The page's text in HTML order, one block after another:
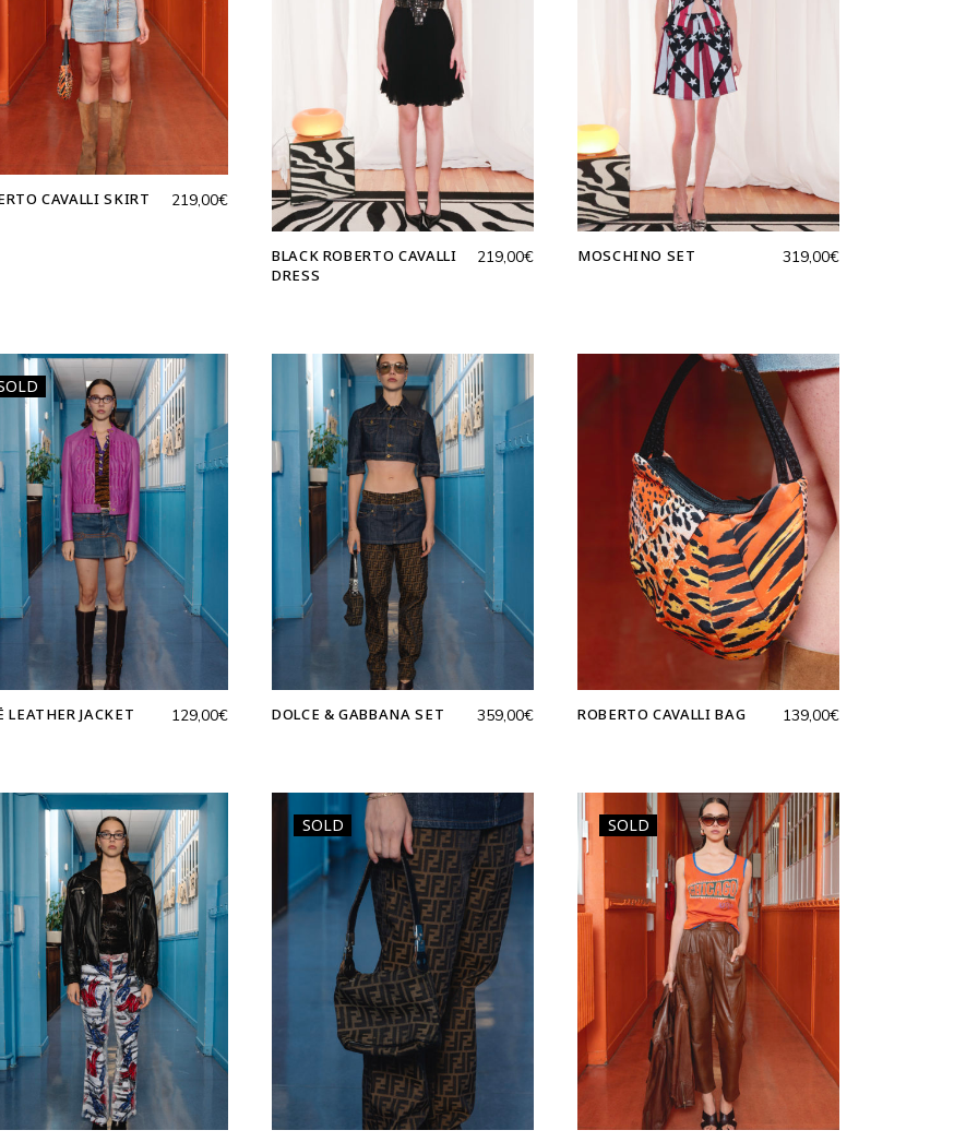
CAVALLI SKIRT 219,00€
BLACK ROBERTO CAVALLI
DRESS
219,00€ MOSCHINO SET 319,00€
LEATHER JACKET 129,00€ DOLCE & GABBANA SET 359,00€ ROBERTO CAVALLI BAG 139,00€
SOLD SOLD